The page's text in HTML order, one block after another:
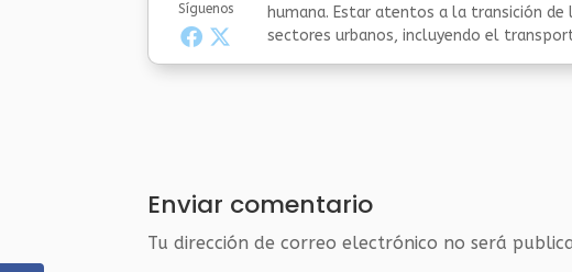
Síguenos
humana. Estar atentos a la transición
sectores urbanos, incluyendo el
Enviar comentario
Tu dirección de correo electrónico no será